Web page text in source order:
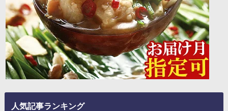
人気記事ランキング